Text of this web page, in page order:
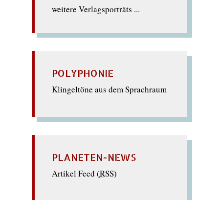
weitere Verlagsporträts ...
POLYPHONIE
Klingeltöne aus dem Sprachraum
PLANETEN-NEWS
Artikel Feed (RSS)